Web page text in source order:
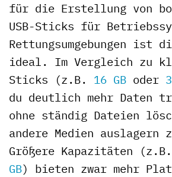
für die Erstellung von
USB-Sticks für
Rettungsumgebungen ist
ideal. Im Vergleich zu
Sticks (z.B. 16 GB oder
du deutlich mehr Daten
ohne ständig Dateien
andere Medien auslagern
Größere Kapazitäten (z.B.
GB) bieten zwar mehr